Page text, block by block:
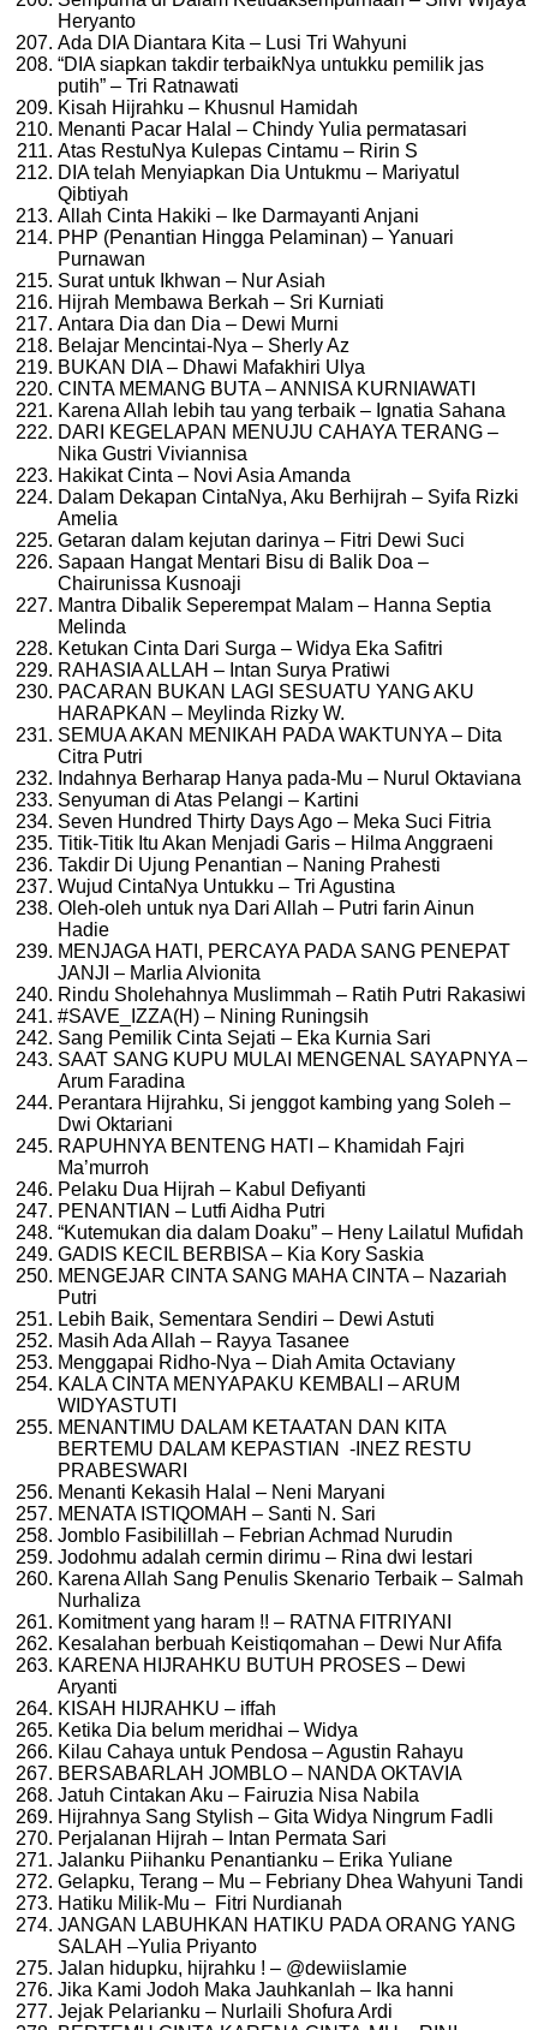
Heryanto
Ada DIA Diantara Kita – Lusi Tri Wahyuni
“DIA siapkan takdir terbaikNya untukku pemilik jas
putih” – Tri Ratnawati
Kisah Hijrahku – Khusnul Hamidah
Menanti Pacar Halal – Chindy Yulia permatasari
Atas RestuNya Kulepas Cintamu – Ririn S
DIA telah Menyiapkan Dia Untukmu – Mariyatul
Qibtiyah
Allah Cinta Hakiki – Ike Darmayanti Anjani
PHP (Penantian Hingga Pelaminan) – Yanuari
Purnawan
Surat untuk Ikhwan – Nur Asiah
Hijrah Membawa Berkah – Sri Kurniati
Antara Dia dan Dia – Dewi Murni
Belajar Mencintai-Nya – Sherly Az
BUKAN DIA – Dhawi Mafakhiri Ulya
CINTA MEMANG BUTA – ANNISA KURNIAWATI
Karena Allah lebih tau yang terbaik – Ignatia Sahana
DARI KEGELAPAN MENUJU CAHAYA TERANG –
Nika Gustri Viviannisa
Hakikat Cinta – Novi Asia Amanda
Dalam Dekapan CintaNya, Aku Berhijrah – Syifa Rizki
Amelia
Getaran dalam kejutan darinya – Fitri Dewi Suci
Sapaan Hangat Mentari Bisu di Balik Doa –
Chairunissa Kusnoaji
Mantra Dibalik Seperempat Malam – Hanna Septia
Melinda
Ketukan Cinta Dari Surga – Widya Eka Safitri
RAHASIA ALLAH – Intan Surya Pratiwi
PACARAN BUKAN LAGI SESUATU YANG AKU
HARAPKAN – Meylinda Rizky W.
SEMUA AKAN MENIKAH PADA WAKTUNYA – Dita
Citra Putri
Indahnya Berharap Hanya pada-Mu – Nurul Oktaviana
Senyuman di Atas Pelangi – Kartini
Seven Hundred Thirty Days Ago – Meka Suci Fitria
Titik-Titik Itu Akan Menjadi Garis – Hilma Anggraeni
Takdir Di Ujung Penantian – Naning Prahesti
Wujud CintaNya Untukku – Tri Agustina
Oleh-oleh untuk nya Dari Allah – Putri farin Ainun
Hadie
MENJAGA HATI, PERCAYA PADA SANG PENEPAT
JANJI – Marlia Alvionita
Rindu Sholehahnya Muslimmah – Ratih Putri Rakasiwi
#SAVE_IZZA(H) – Nining Runingsih
Sang Pemilik Cinta Sejati – Eka Kurnia Sari
SAAT SANG KUPU MULAI MENGENAL SAYAPNYA –
Arum Faradina
Perantara Hijrahku, Si jenggot kambing yang Soleh –
Dwi Oktariani
RAPUHNYA BENTENG HATI – Khamidah Fajri
Ma’murroh
Pelaku Dua Hijrah – Kabul Defiyanti
PENANTIAN – Lutfi Aidha Putri
“Kutemukan dia dalam Doaku” – Heny Lailatul Mufidah
GADIS KECIL BERBISA – Kia Kory Saskia
MENGEJAR CINTA SANG MAHA CINTA – Nazariah
Putri
Lebih Baik, Sementara Sendiri – Dewi Astuti
Masih Ada Allah – Rayya Tasanee
Menggapai Ridho-Nya – Diah Amita Octaviany
KALA CINTA MENYAPAKU KEMBALI – ARUM
WIDYASTUTI
MENANTIMU DALAM KETAATAN DAN KITA
BERTEMU DALAM KEPASTIAN -INEZ RESTU
PRABESWARI
Menanti Kekasih Halal – Neni Maryani
MENATA ISTIQOMAH – Santi N. Sari
Jomblo Fasibilillah – Febrian Achmad Nurudin
Jodohmu adalah cermin dirimu – Rina dwi lestari
Karena Allah Sang Penulis Skenario Terbaik – Salmah
Nurhaliza
Komitment yang haram !! – RATNA FITRIYANI
Kesalahan berbuah Keistiqomahan – Dewi Nur Afifa
KARENA HIJRAHKU BUTUH PROSES – Dewi
Aryanti
KISAH HIJRAHKU – iffah
Ketika Dia belum meridhai – Widya
Kilau Cahaya untuk Pendosa – Agustin Rahayu
BERSABARLAH JOMBLO – NANDA OKTAVIA
Jatuh Cintakan Aku – Fairuzia Nisa Nabila
Hijrahnya Sang Stylish – Gita Widya Ningrum Fadli
Perjalanan Hijrah – Intan Permata Sari
Jalanku Piihanku Penantianku – Erika Yuliane
Gelapku, Terang – Mu – Febriany Dhea Wahyuni Tandi
Hatiku Milik-Mu – Fitri Nurdianah
JANGAN LABUHKAN HATIKU PADA ORANG YANG
SALAH –Yulia Priyanto
Jalan hidupku, hijrahku ! – @dewiislamie
Jika Kami Jodoh Maka Jauhkanlah – Ika hanni
Jejak Pelarianku – Nurlaili Shofura Ardi